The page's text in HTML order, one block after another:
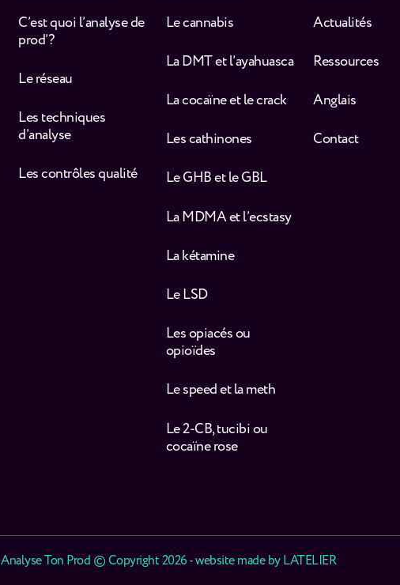
C’est quoi l’analyse de
prod’ ?
Le réseau
Les techniques
d’analyse
Les contrôles qualité
Le cannabis
La DMT et l’ayahuasca
La cocaïne et le crack
Les cathinones
Le GHB et le GBL
La MDMA et l’ecstasy
La kétamine
Le LSD
Les opiacés ou
opioïdes
Le speed et la meth
Le 2-CB, tucibi ou
cocaïne rose
Actualités
Ressources
Anglais
Contact
Analyse Ton Prod © Copyright 2026 - website made byLATELIER